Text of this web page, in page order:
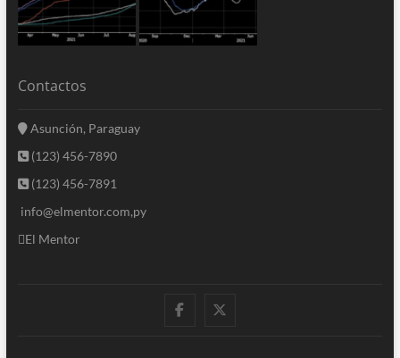
Contactos
Asunción, Paraguay
(123) 456-7890
(123) 456-7891
info@elmentor.com,py
El Mentor
facebook